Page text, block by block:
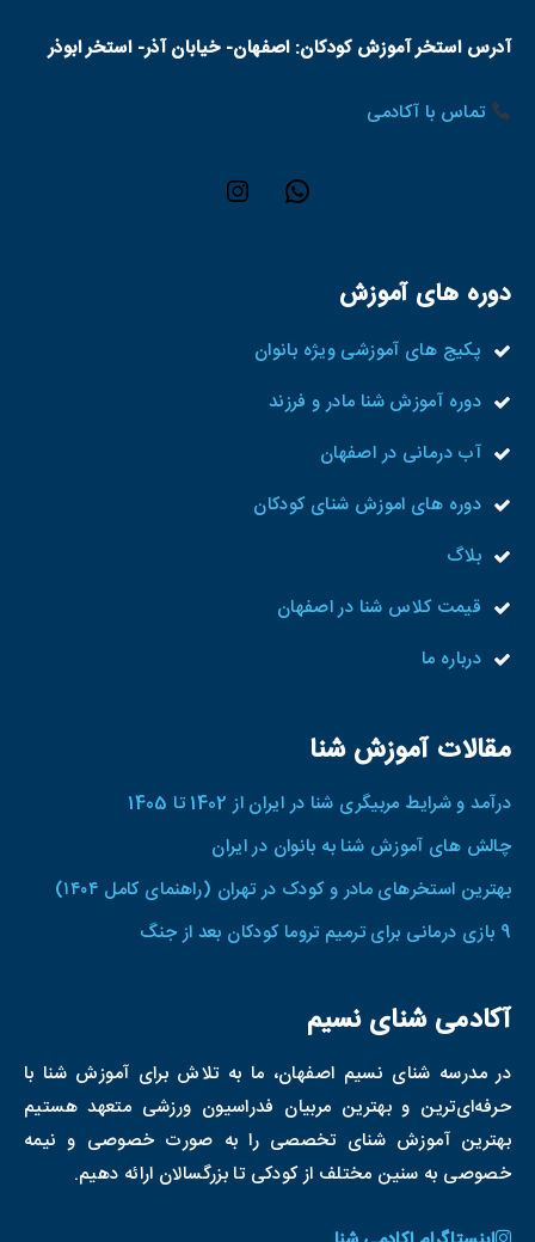
آدرس استخر آموزش کودکان: اصفهان- خیابان آذر- استخر ابوذر
تماس با آکادمی
دوره های آموزش
پکیج های آموزشی ویژه بانوان
دوره آموزش شنا مادر و فرزند
آب درمانی در اصفهان
دوره های اموزش شنای کودکان
بلاگ
قیمت کلاس شنا در اصفهان
درباره ما
مقالات آموزش شنا
درآمد و شرایط مربیگری شنا در ایران از 1402 تا 1405
چالش های آموزش شنا به بانوان در ایران
بهترین استخرهای مادر و کودک در تهران (راهنمای کامل ۱۴۰۴)
9 بازی‌ درمانی برای ترمیم تروما کودکان بعد از جنگ‌
آکادمی شنای نسیم
در مدرسه شنای نسیم اصفهان، ما به تلاش برای آموزش شنا با
حرفه‌ای‌ترین و بهترین مربیان فدراسیون ورزشی متعهد هستیم
بهترین آموزش شنای تخصصی را به صورت خصوصی و نیمه
خصوصی به سنین مختلف از کودکی تا بزرگسالان ارائه دهیم.